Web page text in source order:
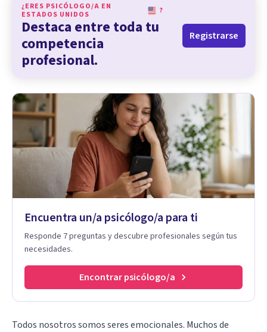
¿ERES PSICÓLOGO/A EN
ESTADOS UNIDOS
?
Destaca entre toda tu
competencia
profesional.
Registrarse
Encuentra un/a psicólogo/a para ti
Responde 7 preguntas y descubre profesionales según tus
necesidades.
Encontrar psicólogo/a
Todos nosotros somos seres emocionales. Muchos de